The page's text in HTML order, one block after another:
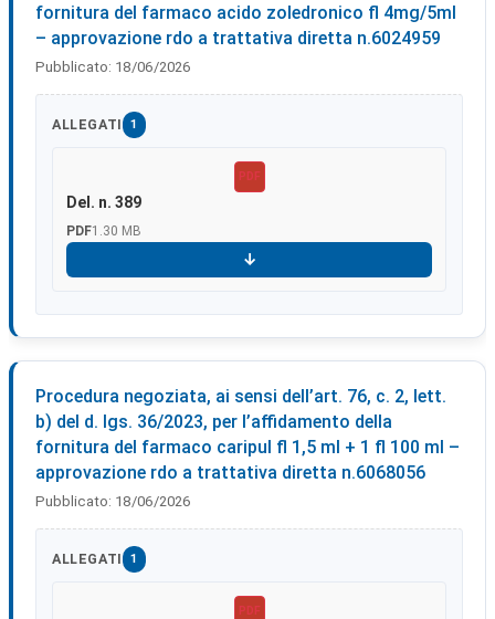
fornitura del farmaco acido zoledronico fl 4mg/5ml
– approvazione rdo a trattativa diretta n.6024959
Pubblicato: 18/06/2026
ALLEGATI 1
PDF
Del. n. 389
PDF1.30 MB
Scarica
Procedura negoziata, ai sensi dell’art. 76, c. 2, lett.
b) del d. lgs. 36/2023, per l’affidamento della
fornitura del farmaco caripul fl 1,5 ml + 1 fl 100 ml –
approvazione rdo a trattativa diretta n.6068056
Pubblicato: 18/06/2026
ALLEGATI 1
PDF